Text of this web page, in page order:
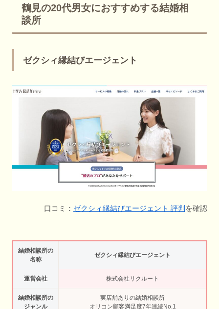
鶴見の20代男女におすすめする結婚相
談所
ゼクシィ縁結びエージェント
口コミ： ゼクシィ縁結びエージェント 評判 を確認
結婚相談所の
名称
ゼクシィ縁結びエージェント
運営会社 株式会社リクルート
結婚相談所の
ジャンル
実店舗ありの結婚相談所
オリコン顧客満足度7年連続No.1